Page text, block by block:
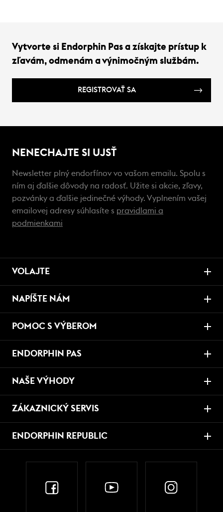
Vytvorte si Endorphin Pas a získajte prístup k
zľavám, odmenám a výnimočným službám.
REGISTROVAŤ SA
NENECHAJTE SI UJSŤ
Newsletter plný endorfínov vo vašom emailu. Spolu s
ním aj ďalšie dôvody na radosť. Užite si akcie, zľavy,
pozvánky a ďalšie jedinečné výhody. Vyplnením vašej
emailovej adresy súhlasíte s pravidlami a
podmienkami
VOLAJTE
NAPÍŠTE NÁM
POMOC S VÝBEROM
ENDORPHIN PAS
NAŠE VÝHODY
ZÁKAZNICKÝ SERVIS
ENDORPHIN REPUBLIC